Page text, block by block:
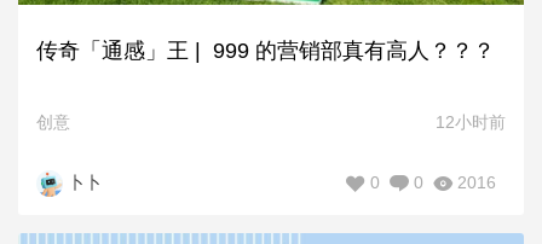
传奇「通感」王 | 999 的营销部真有高人？？？
创意 12小时前
卜卜 2016
0
0